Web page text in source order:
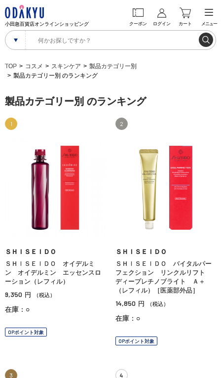
小田急百貨店オンラインショッピング クーポン ログイン カート メニュー
TOP コスメ スキンケア
製品カテゴリー別
製品カテゴリー別 のランキング
製品カテゴリー別 のランキング
1
ＳＨＩＳＥＩＤＯ
ＳＨＩＳＥＩＤＯ オイデルミ
ン オイデルミン エッセンスロ
ーション（レフィル）
9,350 円 （税込）
在庫：○
OPポイント対象
2
ＳＨＩＳＥＩＤＯ
ＳＨＩＳＥＩＤＯ バイタルパー
フェクション リンクルリフト
ディープレチノブライト Ａ＋
（レフィル）［医薬部外品］
14,850 円 （税込）
在庫：○
OPポイント対象
3 4